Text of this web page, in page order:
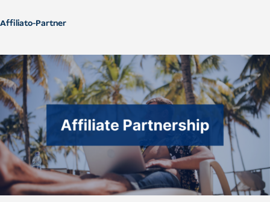
Affiliato-Partner
e aiutare tutti i tipi di animali
USD Donare